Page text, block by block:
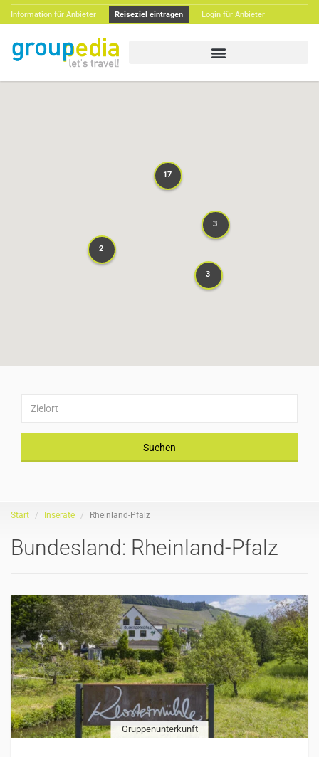
Information für Anbieter Reiseziel eintragen Login für Anbieter
2
3
17
3
2
3
17
3
Suchen
Start Inserate Rheinland-Pfalz
Bundesland: Rheinland-Pfalz
Gruppenunterkunft